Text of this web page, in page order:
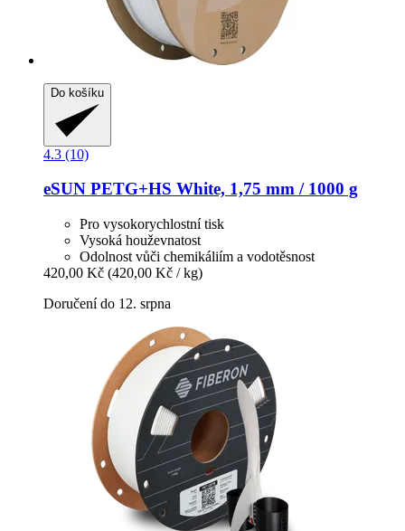
Do košíku
4.3 (10)
eSUN PETG+HS White, 1,75 mm / 1000 g
Pro vysokorychlostní tisk
Vysoká houževnatost
Odolnost vůči chemikáliím a vodotěsnost
420,00 Kč (420,00 Kč / kg)
Doručení do 12. srpna